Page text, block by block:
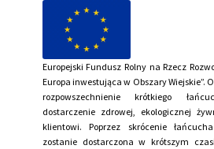
Europejski Fundusz Rolny na Rzecz
Europa inwestująca w Obszary Wiejskie”.
rozpowszechnienie krótkiego
dostarczenie zdrowej, ekologicznej
klientowi. Poprzez skrócenie
zostanie dostarczona w krótszym